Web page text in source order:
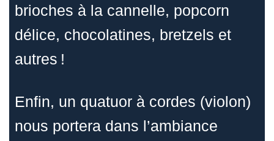
brioches à la cannelle, popcorn
délice, chocolatines, bretzels et
autres !
Enfin, un quatuor à cordes (violon)
nous portera dans l’ambiance